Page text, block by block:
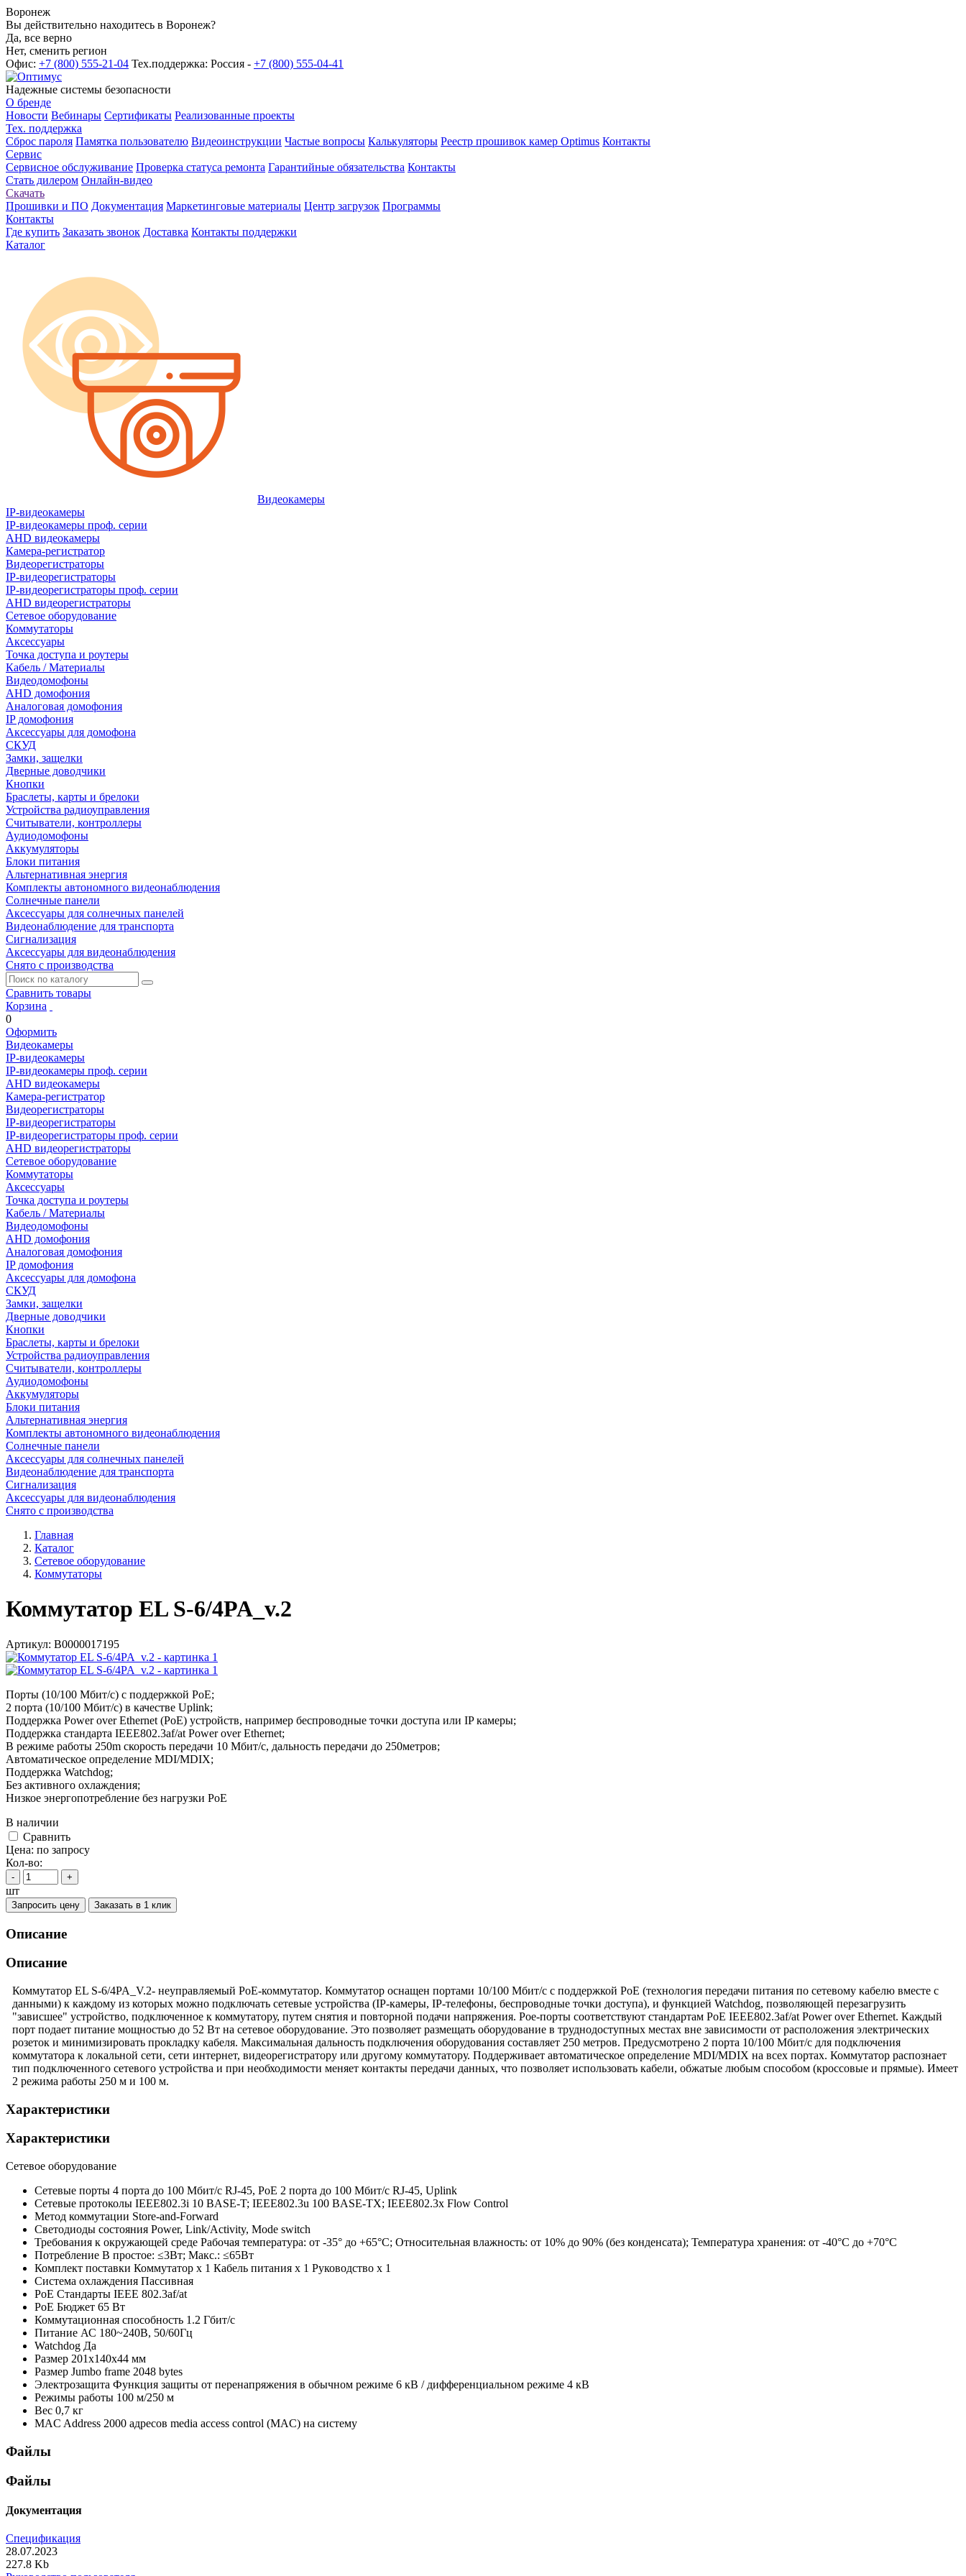
Воронеж
Вы действительно находитесь в Воронеж?
Да, все верно
Нет, сменить регион
Офис: +7 (800) 555-21-04 Тех.поддержка: Россия - +7 (800) 555-04-41
Надежные системы безопасности
О бренде
Новости Вебинары Сертификаты Реализованные проекты
Тех. поддержка
Сброс пароля Памятка пользователю Видеоинструкции Частые вопросы Калькуляторы Реестр прошивок камер Optimus Контакты
Сервис
Сервисное обслуживание Проверка статуса ремонта Гарантийные обязательства Контакты
Стать дилером Онлайн-видео
Скачать
Прошивки и ПО Документация Маркетинговые материалы Центр загрузок Программы
Контакты
Где купить Заказать звонок Доставка Контакты поддержки
Каталог
Видеокамеры
IP-видеокамеры
IP-видеокамеры проф. серии
AHD видеокамеры
Камера-регистратор
Видеорегистраторы
IP-видеорегистраторы
IP-видеорегистраторы проф. серии
AHD видеорегистраторы
Сетевое оборудование
Коммутаторы
Аксессуары
Точка доступа и роутеры
Кабель / Материалы
Видеодомофоны
AHD домофония
Аналоговая домофония
IP домофония
Аксессуары для домофона
СКУД
Замки, защелки
Дверные доводчики
Кнопки
Браслеты, карты и брелоки
Устройства радиоуправления
Считыватели, контроллеры
Аудиодомофоны
Аккумуляторы
Блоки питания
Альтернативная энергия
Комплекты автономного видеонаблюдения
Солнечные панели
Аксессуары для солнечных панелей
Видеонаблюдение для транспорта
Сигнализация
Аксессуары для видеонаблюдения
Снято с производства
Сравнить товары
Корзина
0
Оформить
Видеокамеры
IP-видеокамеры
IP-видеокамеры проф. серии
AHD видеокамеры
Камера-регистратор
Видеорегистраторы
IP-видеорегистраторы
IP-видеорегистраторы проф. серии
AHD видеорегистраторы
Сетевое оборудование
Коммутаторы
Аксессуары
Точка доступа и роутеры
Кабель / Материалы
Видеодомофоны
AHD домофония
Аналоговая домофония
IP домофония
Аксессуары для домофона
СКУД
Замки, защелки
Дверные доводчики
Кнопки
Браслеты, карты и брелоки
Устройства радиоуправления
Считыватели, контроллеры
Аудиодомофоны
Аккумуляторы
Блоки питания
Альтернативная энергия
Комплекты автономного видеонаблюдения
Солнечные панели
Аксессуары для солнечных панелей
Видеонаблюдение для транспорта
Сигнализация
Аксессуары для видеонаблюдения
Снято с производства
Главная
Каталог
Сетевое оборудование
Коммутаторы
Коммутатор EL S-6/4PA_v.2
Артикул: В0000017195
Порты (10/100 Мбит/с) с поддержкой РоЕ;
2 порта (10/100 Мбит/с) в качестве Uplink;
Поддержка Power over Ethernet (PoE) устройств, например беспроводные точки доступа или IP камеры;
Поддержка стандарта IEEE802.3af/at Power over Ethernet;
В режиме работы 250m скорость передачи 10 Мбит/с, дальность передачи до 250метров;
Автоматическое определение MDI/MDIX;
Поддержка Watchdog;
Без активного охлаждения;
Низкое энергопотребление без нагрузки PoE
В наличии
Cравнить
Цена: по запросу
Кол-во:
- +
шт
Запросить цену Заказать в 1 клик
Описание
Описание
Коммутатор EL S-6/4PA_V.2- неуправляемый PoE-коммутатор. Коммутатор оснащен портами 10/100 Мбит/с с поддержкой PoE (технология передачи питания по сетевому кабелю вместе с
данными) к каждому из которых можно подключать сетевые устройства (IP-камеры, IP-телефоны, беспроводные точки доступа), и функцией Watchdog, позволяющей перезагрузить
"зависшее" устройство, подключенное к коммутатору, путем снятия и повторной подачи напряжения. Poe-порты соответствуют стандартам PoE IEEE802.3af/at Power over Ethernet. Каждый
порт подает питание мощностью до 52 Вт на сетевое оборудование. Это позволяет размещать оборудование в труднодоступных местах вне зависимости от расположения электрических
розеток и минимизировать прокладку кабеля. Максимальная дальность подключения оборудования составляет 250 метров. Предусмотрено 2 порта 10/100 Мбит/с для подключения
коммутатора к локальной сети, сети интернет, видеорегистратору или другому коммутатору. Поддерживает автоматическое определение MDI/MDIX на всех портах. Коммутатор распознает
тип подключенного сетевого устройства и при необходимости меняет контакты передачи данных, что позволяет использовать кабели, обжатые любым способом (кроссовые и прямые). Имеет
2 режима работы 250 м и 100 м.
Характеристики
Характеристики
Сетевое оборудование
Сетевые порты 4 порта до 100 Мбит/с RJ-45, PoE 2 порта до 100 Мбит/с RJ-45, Uplink
Сетевые протоколы IEEE802.3i 10 BASE-T; IEEE802.3u 100 BASE-TX; IEEE802.3x Flow Control
Метод коммутации Store-and-Forward
Светодиоды состояния Power, Link/Activity, Mode switch
Требования к окружающей среде Рабочая температура: от -35° до +65°C; Относительная влажность: от 10% до 90% (без конденсата); Температура хранения: от -40°C до +70°C
Потребление В простое: ≤3Вт; Макс.: ≤65Вт
Комплект поставки Коммутатор х 1 Кабель питания х 1 Руководство х 1
Система охлаждения Пассивная
PoE Стандарты IEEE 802.3af/at
PoE Бюджет 65 Вт
Коммутационная способность 1.2 Гбит/с
Питание АС 180~240В, 50/60Гц
Watchdog Да
Размер 201x140x44 мм
Размер Jumbo frame 2048 bytes
Электрозащита Функция защиты от перенапряжения в обычном режиме 6 кВ / дифференциальном режиме 4 кВ
Режимы работы 100 м/250 м
Вес 0,7 кг
MAC Address 2000 адресов media access control (MAC) на систему
Файлы
Файлы
Документация
Спецификация
28.07.2023
227.8 Kb